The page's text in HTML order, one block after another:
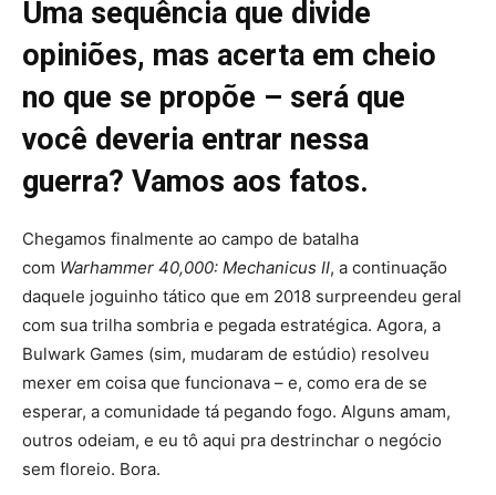
Uma sequência que divide
opiniões, mas acerta em cheio
no que se propõe – será que
você deveria entrar nessa
guerra? Vamos aos fatos.
Chegamos finalmente ao campo de batalha
com Warhammer 40,000: Mechanicus II, a continuação
daquele joguinho tático que em 2018 surpreendeu geral
com sua trilha sombria e pegada estratégica. Agora, a
Bulwark Games (sim, mudaram de estúdio) resolveu
mexer em coisa que funcionava – e, como era de se
esperar, a comunidade tá pegando fogo. Alguns amam,
outros odeiam, e eu tô aqui pra destrinchar o negócio
sem floreio. Bora.